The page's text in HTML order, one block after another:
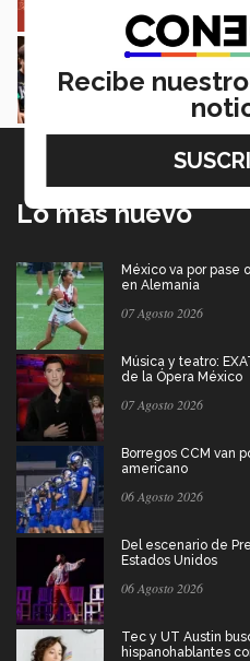
Estudiantes de 5
proyectos en la
Juan José Flores Nava
Lo más nuevo
México va por pase
en Alemania
07 Agosto 2026
Música y teatro:
de la Ópera México
07 Agosto 2026
Borregos CCM van
americano
06 Agosto 2026
Del escenario de
Estados Unidos
06 Agosto 2026
Tec y UT Austin
hispanohablantes
Recibe